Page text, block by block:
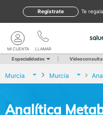
te
Regístrate
LLAMAR
MI CUENTA
Especialidades Videoconsulta
Murcia Murcia
Analítica